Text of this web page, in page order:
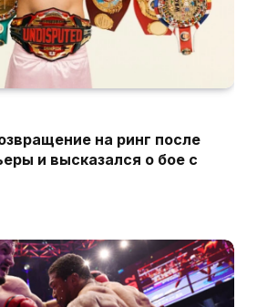
на ринг после
и высказался о бое с